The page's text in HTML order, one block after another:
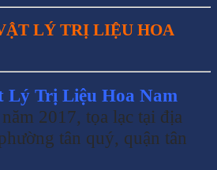
LÝ TRỊ LIỆU HOA
Lý Trị Liệu Hoa Nam
2017, tọa lạc tại địa
tân quý, quận tân